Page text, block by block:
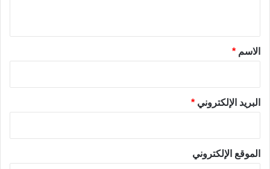
*الاسم *
البريد الإلكتروني *
الموقع الإلكتروني